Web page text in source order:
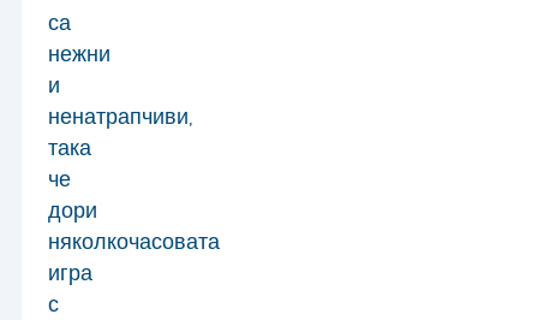
са
нежни
и
ненатрапчиви,
така
че
дори
няколкочасовата
игра
с